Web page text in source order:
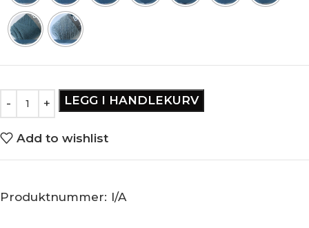
LEGG I HANDLEKURV
Add to wishlist
Produktnummer: I/A